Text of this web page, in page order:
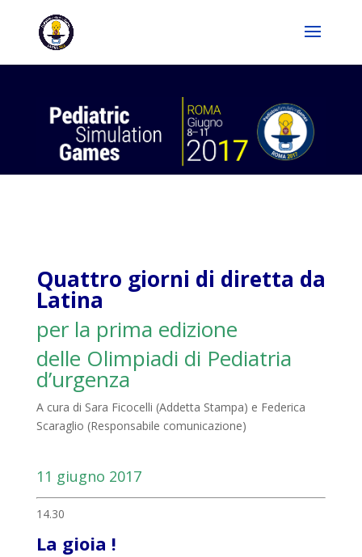
Quattro giorni di diretta da
Latina
per la prima edizione
delle Olimpiadi di Pediatria
d’urgenza
A cura di Sara Ficocelli (Addetta Stampa) e Federica
Scaraglio (Responsabile comunicazione)
11 giugno 2017
14.30
La gioia !